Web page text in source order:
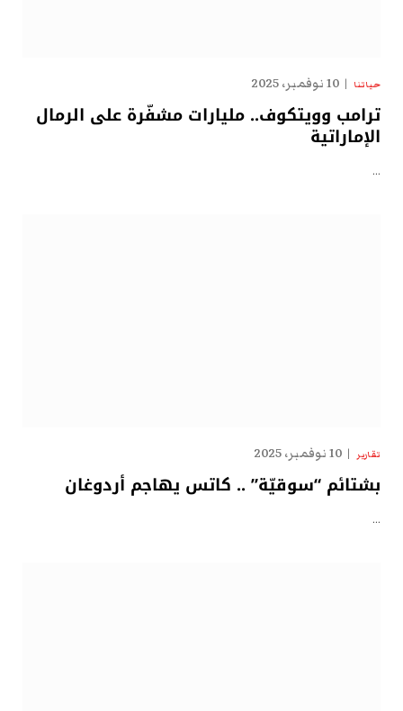
حياتنا 10 نوفمبر، 2025
ترامب وويتكوف.. مليارات مشفّرة على الرمال
الإماراتية
…
تقارير 10 نوفمبر، 2025
بشتائم “سوقيّة” .. كاتس يهاجم أردوغان
…